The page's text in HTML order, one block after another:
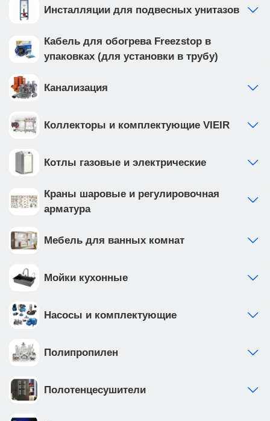
Инсталляции для подвесных унитазов
Кабель для обогрева Freezstop в
упаковках (для установки в трубу)
Канализация
Коллекторы и комплектующие VIEIR
Котлы газовые и электрические
Краны шаровые и регулировочная
арматура
Мебель для ванных комнат
Мойки кухонные
Насосы и комплектующие
Полипропилен
Полотенцесушители